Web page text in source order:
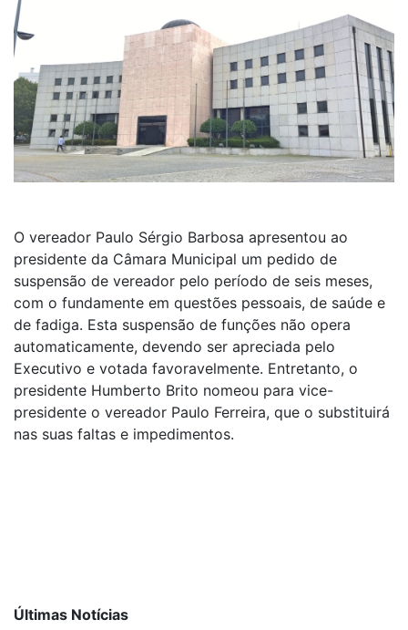
O vereador Paulo Sérgio Barbosa apresentou ao
presidente da Câmara Municipal um pedido de
suspensão de vereador pelo período de seis meses,
com o fundamente em questões pessoais, de saúde e
de fadiga. Esta suspensão de funções não opera
automaticamente, devendo ser apreciada pelo
Executivo e votada favoravelmente. Entretanto, o
presidente Humberto Brito nomeou para vice-
presidente o vereador Paulo Ferreira, que o substituirá
nas suas faltas e impedimentos.
Últimas Notícias